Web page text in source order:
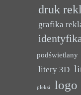
druk
grafika
podświetlany
litery 3D
pleksi logo